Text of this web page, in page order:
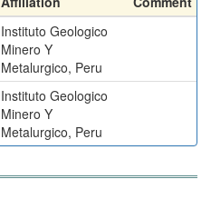
Instituto Geologico
Minero Y
Metalurgico, Peru
Instituto Geologico
Minero Y
Metalurgico, Peru